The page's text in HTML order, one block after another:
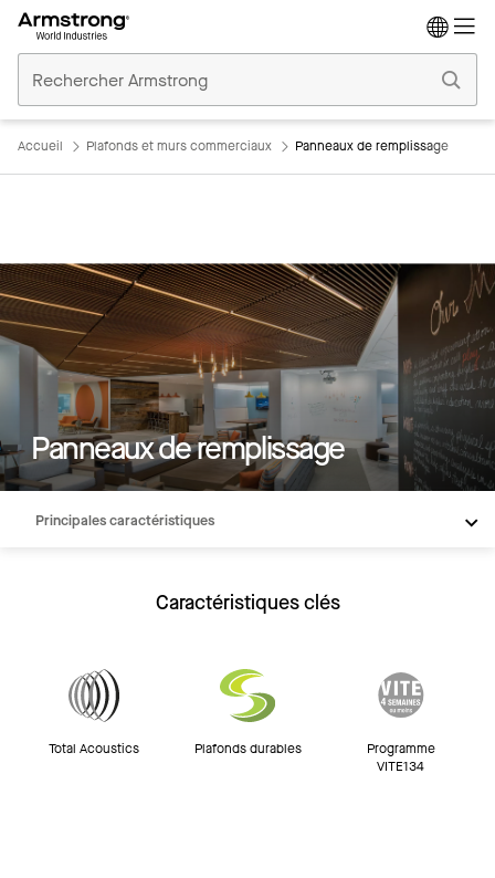
Plafonds
Commerciaux
Accueil Plafonds et murs commerciaux Panneaux de remplissage
Panneaux de remplissage
Principales caractéristiques
Ressources
Caractéristiques clés
Total Acoustics Plafonds durables
Programme
VITE134